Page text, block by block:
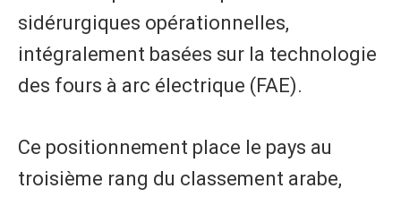
sidérurgiques opérationnelles,
intégralement basées sur la technologie
des fours à arc électrique (FAE).
Ce positionnement place le pays au
troisième rang du classement arabe,